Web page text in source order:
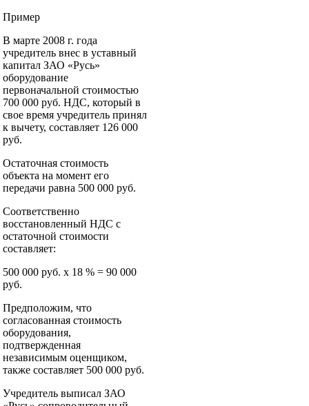
Пример
В марте 2008 г. года
учредитель внес в уставный
капитал ЗАО «Русь»
оборудование
первоначальной стоимостью
700 000 руб. НДС, который в
свое время учредитель принял
к вычету, составляет 126 000
руб.
Остаточная стоимость
объекта на момент его
передачи равна 500 000 руб.
Соответственно
восстановленный НДС с
остаточной стоимости
составляет:
500 000 руб. х 18 % = 90 000
руб.
Предположим, что
согласованная стоимость
оборудования,
подтвержденная
независимым оценщиком,
также составляет 500 000 руб.
Учредитель выписал ЗАО